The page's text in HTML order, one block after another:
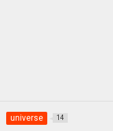
universe 14